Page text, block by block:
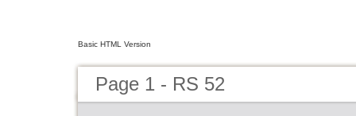
Basic HTML Version
Page 1 - RS 52